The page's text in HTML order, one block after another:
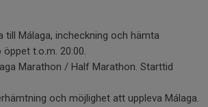
till Málaga, incheckning och hämta
t.o.m. 20:00.
Marathon / Half Marathon. Starttid
och möjlighet att uppleva Málaga.